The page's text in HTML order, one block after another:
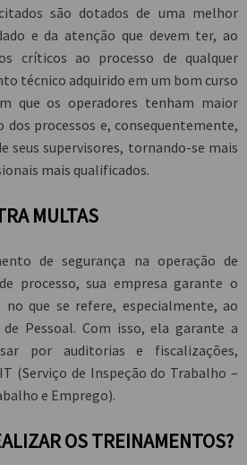
são dotados de uma melhor
e da atenção que devem ter, ao
críticos ao processo de qualquer
técnico adquirido em um bom curso
que os operadores tenham maior
processos e, consequentemente,
seus supervisores, tornando-se mais
mais qualificados.
MULTAS
de segurança na operação de
processo, sua empresa garante o
que se refere, especialmente, ao
Pessoal. Com isso, ela garante a
por auditorias e fiscalizações,
(Serviço de Inspeção do Trabalho –
e Emprego).
OS TREINAMENTOS?